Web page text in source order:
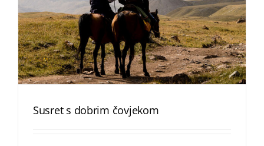
Susret s dobrim čovjekom